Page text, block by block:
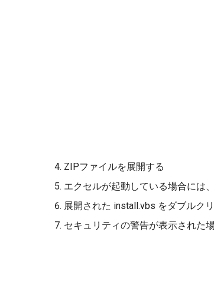
ZIPファイルを展開する
エクセルが起動している場合には
展開された install.vbs をダブルク
セキュリティの警告が表示された